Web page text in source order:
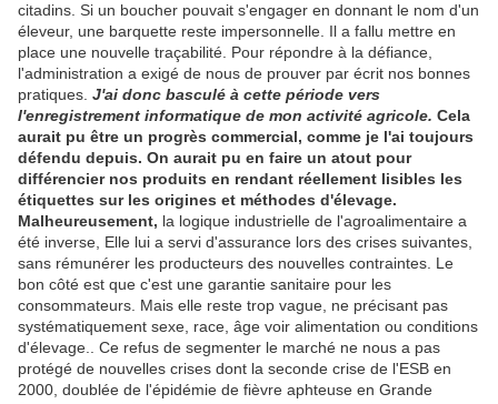
citadins. Si un boucher pouvait s'engager en donnant le nom d'un
éleveur, une barquette reste impersonnelle. Il a fallu mettre en
place une nouvelle traçabilité. Pour répondre à la défiance,
l'administration a exigé de nous de prouver par écrit nos bonnes
pratiques. J'ai donc basculé à cette période vers
l'enregistrement informatique de mon activité agricole. Cela
aurait pu être un progrès commercial, comme je l'ai toujours
défendu depuis. On aurait pu en faire un atout pour
différencier nos produits en rendant réellement lisibles les
étiquettes sur les origines et méthodes d'élevage.
Malheureusement, la logique industrielle de l'agroalimentaire a
été inverse, Elle lui a servi d'assurance lors des crises suivantes,
sans rémunérer les producteurs des nouvelles contraintes. Le
bon côté est que c'est une garantie sanitaire pour les
consommateurs. Mais elle reste trop vague, ne précisant pas
systématiquement sexe, race, âge voir alimentation ou conditions
d'élevage.. Ce refus de segmenter le marché ne nous a pas
protégé de nouvelles crises dont la seconde crise de l'ESB en
2000, doublée de l'épidémie de fièvre aphteuse en Grande